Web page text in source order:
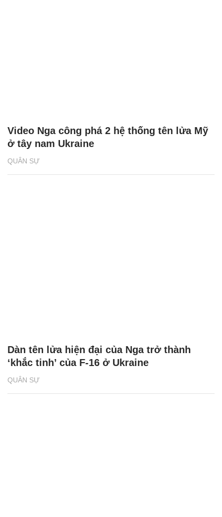
QUÂN SỰ
Video Nga công phá 2 hệ thống tên lửa Mỹ
ở tây nam Ukraine
QUÂN SỰ
Dàn tên lửa hiện đại của Nga trở thành
‘khắc tinh’ của F-16 ở Ukraine